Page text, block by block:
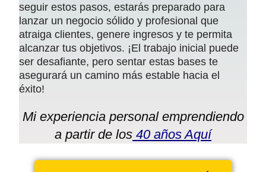
seguir estos pasos, estarás preparado para
lanzar un negocio sólido y profesional que
atraiga clientes, genere ingresos y te permita
alcanzar tus objetivos. ¡El trabajo inicial puede
ser desafiante, pero sentar estas bases te
asegurará un camino más estable hacia el
éxito!
Mi experiencia personal emprendiendo
a partir de los 40 años Aquí